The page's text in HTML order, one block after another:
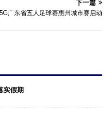
下一篇
广东省五人足球赛惠州城市赛启动
实假期